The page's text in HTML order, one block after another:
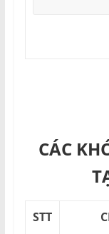
CÁC
STT